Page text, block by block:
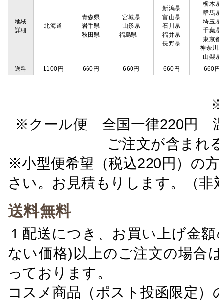
地域
詳細
北海道
青森県
岩手県
秋田県
宮城県
山形県
福島県
新潟県
富山県
石川県
福井県
長野県
栃木
群馬
埼玉
千葉
東京
神奈
山梨
送料
1100円 660円 660円 660円 660
※クール便 全国一律220円
ご注文が含ま
※小型便希望（税込220円）の
さい。お見積もりします。（非
送料無料
１配送につき、お買い上げ金
ない価格)以上のご注文の場合
っております。
コスメ商品（ポスト投函限定